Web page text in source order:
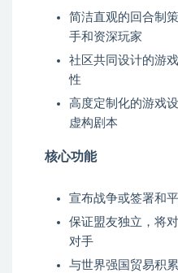
简洁直观的回合制
手和资深玩家
社区共同设计的游
性
高度定制化的游戏
虚构剧本
核心功能
宣布战争或签署和
保证盟友独立，将
对手
与世界强国贸易积